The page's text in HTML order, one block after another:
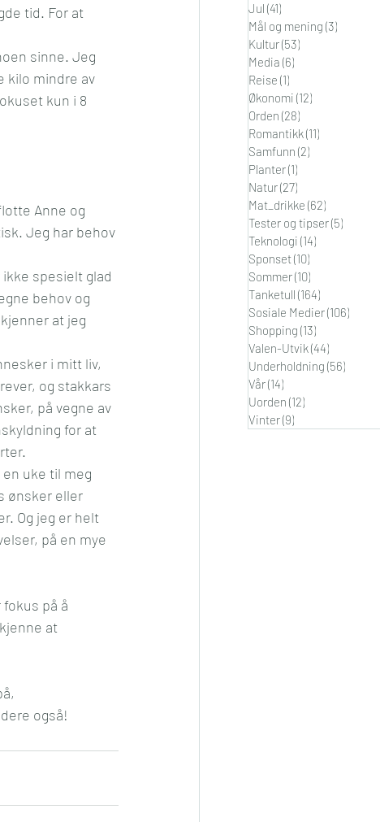
tid. For at
sinne. Jeg
kilo mindre av
kun i 8
Anne og
Jeg har behov
spesielt glad
behov og
at jeg
i mitt liv,
og stakkars
på vegne av
for at
uke til meg
ønsker eller
Og jeg er helt
på en mye
på å
at
også!
Jul (41)
Mål og mening (3)
Kultur(53)
Media (6)
Reise (1)
Økonomi (12)
Orden (28)
Romantikk(11)
Samfunn (2)
Planter(1)
Natur(27)
Mat_drikke (62)
Tester og tipser(5)
Teknologi (14)
Sponset(10)
Sommer(10)
Tanketull (164)
Sosiale Medier(106)
Shopping (13)
Valen-Utvik(44)
Underholdning (56)
Vår(14)
Uorden (12)
Vinter(9)